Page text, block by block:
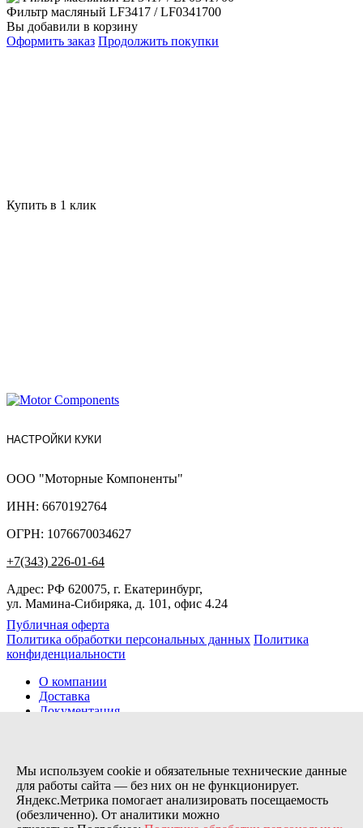
Фильтр масляный LF3417 / LF0341700
Вы добавили в корзину
Оформить заказ Продолжить покупки
Купить в 1 клик
НАСТРОЙКИ КУКИ
ООО "Моторные Компоненты"
ИНН: 6670192764
ОГРН: 1076670034627
+7(343) 226-01-64
Адрес: РФ 620075, г. Екатеринбург,
ул. Мамина-Сибиряка, д. 101, офис 4.24
Публичная оферта
Политика обработки персональных данных Политика
конфиденциальности
О компании
Доставка
Документация
Контакты
Заказов сегодня / Всего
21
Мы используем cookie и обязательные технические данные
для работы сайта — без них он не функционирует.
Яндекс.Метрика помогает анализировать посещаемость
(обезличенно). От аналитики можно